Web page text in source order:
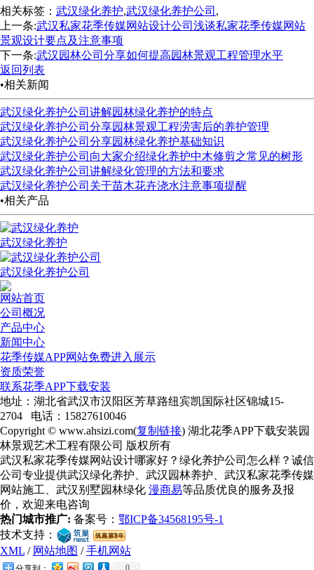
相关标签： 武汉绿化养护,武汉绿化养护公司 ,
上一条:武汉私家花季传媒网站设计公司浅谈私家花季传媒网站
景观设计要点及注意事项
下一条:武汉园林公司分享如何提高园林景观工程管理水平
返回列表
•相关新闻
武汉绿化养护公司讲解园林绿化养护的特点
武汉绿化养护公司分享园林景观工程涝害后的养护管理
武汉绿化养护公司分享园林绿化养护基础知识
武汉绿化养护公司向大家介绍绿化养护中木修剪之常见的树形
武汉绿化养护公司讲解绿化管理的方法和要求
武汉绿化养护公司关于苗木花卉浇水注意事项提醒
•相关产品
武汉绿化养护
武汉绿化养护公司
网站首页
公司概况
产品中心
新闻中心
花季传媒APP网站免费进入展示
资质荣誉
联系花季APP下载安装
地址：湖北省武汉市汉阳区芳草路纽宾凯国际社区锦城15-
2704 电话：15827610046
Copyright © www.ahsizi.com(复制链接) 湖北花季APP下载安装园
林景观艺术工程有限公司 版权所有
武汉私家花季传媒网站设计哪家好？绿化养护公司怎么样？诚信
公司专业提供武汉绿化养护、武汉园林养护、武汉私家花季传媒
网站施工、武汉别墅园林绿化 漫商易等品质优良的服务及报
价，欢迎来电咨询
热门城市推广: 备案号： 鄂ICP备34568195号-1
技术支持：
XML / 网站地图 /手机网站
0